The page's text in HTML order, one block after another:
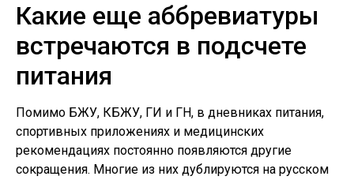
Какие еще аббревиатуры
встречаются в подсчете
питания
Помимо БЖУ, КБЖУ, ГИ и ГН, в дневниках питания,
спортивных приложениях и медицинских
рекомендациях постоянно появляются другие
сокращения. Многие из них дублируются на русском